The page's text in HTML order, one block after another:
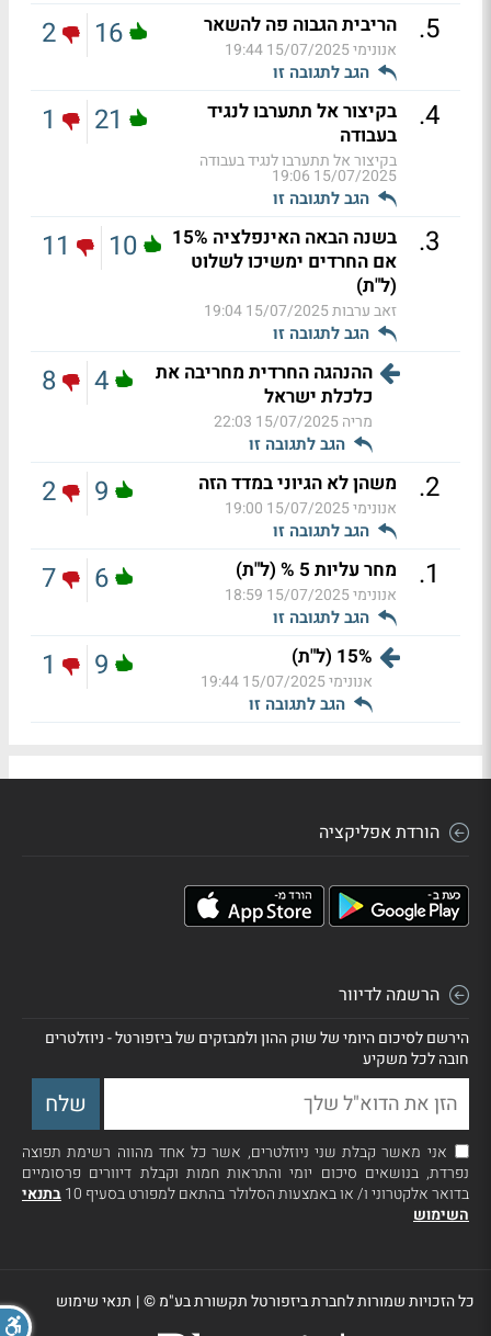
5
. הריבית הגבוה פה להשאר
אנונימי15/07/2025 19:44
הגב לתגובה זו
16
2
4
.
בקיצור אל תתערבו לנגיד
בעבודה
בקיצור אל תתערבו לנגיד בעבודה
15/07/2025 19:06
הגב לתגובה זו
21
1
3
.
בשנה הבאה האינפלציה 15%
אם החרדים ימשיכו לשלוט
(ל"ת)
זאב ערבות15/07/2025 19:04
הגב לתגובה זו
10
11
ההנהגה החרדית מחריבה את
כלכלת ישראל
מריה15/07/2025 22:03
הגב לתגובה זו
4
8
2
. משהן לא הגיוני במדד הזה
אנונימי15/07/2025 19:00
הגב לתגובה זו
9
2
1
. מחר עליות 5 % (ל"ת)
אנונימי15/07/2025 18:59
הגב לתגובה זו
6
7
15% (ל"ת)
אנונימי15/07/2025 19:44
הגב לתגובה זו
9
1
הורדת אפליקציה
הרשמה לדיוור
הירשם לסיכום היומי של שוק ההון ולמבזקים של ביזפורטל - ניוזלטרים
חובה לכל משקיע
אני מאשר קבלת שני ניוזלטרים, אשר כל אחד מהווה רשימת תפוצה
נפרדת, בנושאים סיכום יומי והתראות חמות וקבלת דיוורים פרסומיים
בדואר אלקטרוני ו/ או באמצעות הסלולר בהתאם למפורט בסעיף 10
בתנאי
השימוש
כל הזכויות שמורות לחברת ביזפורטל תקשורת בע"מ ©| תנאי שימוש